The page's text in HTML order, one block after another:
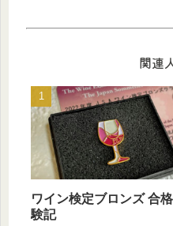
関連
ワイン検定ブロンズ 合
験記